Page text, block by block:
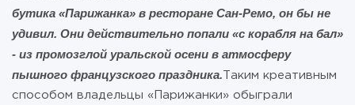
бутика «Парижанка» в ресторане Сан-Ремо, он бы не
удивил. Они действительно попали «с корабля на бал»
- из промозглой уральской осени в атмосферу
пышного французского праздника. Таким креативным
способом владельцы «Парижанки» обыграли